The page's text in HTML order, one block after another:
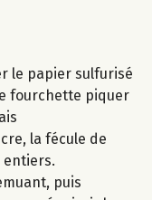
le papier sulfurisé
fourchette piquer
la fécule de
entiers.
puis